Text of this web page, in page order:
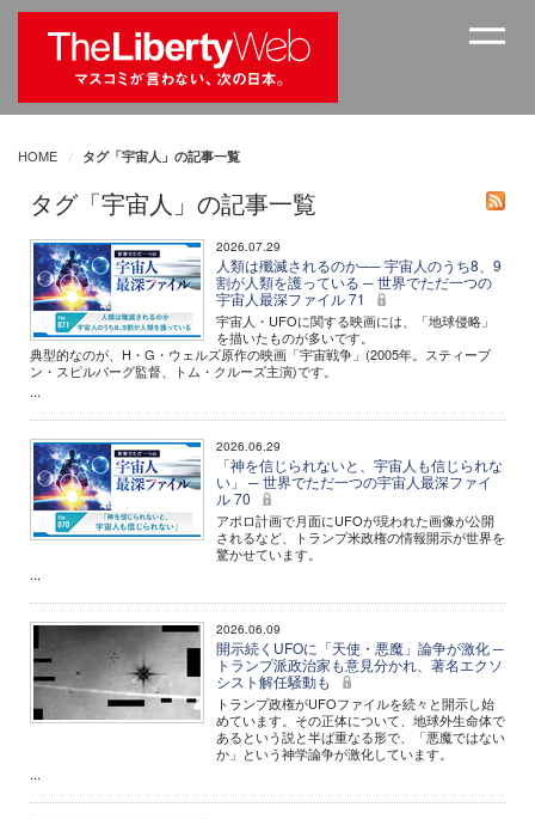
HOME タグ「宇宙人」の記事一覧
タグ「宇宙人」の記事一覧
2026.07.29
人類は殲滅されるのか── 宇宙人のうち8、9
割が人類を護っている ─ 世界でただ一つの
宇宙人最深ファイル 71
宇宙人・UFOに関する映画には、「地球侵略」
を描いたものが多いです。
典型的なのが、H・G・ウェルズ原作の映画「宇宙戦争」(2005年。スティーブ
ン・スピルバーグ監督、トム・クルーズ主演)です。
...
2026.06.29
「神を信じられないと、宇宙人も信じられな
い」 ─ 世界でただ一つの宇宙人最深ファイ
ル 70
アポロ計画で月面にUFOが現われた画像が公開
されるなど、トランプ米政権の情報開示が世界を
驚かせています。
...
2026.06.09
開示続くUFOに「天使・悪魔」論争が激化 ─
トランプ派政治家も意見分かれ、著名エクソ
シスト解任騒動も
トランプ政権がUFOファイルを続々と開示し始
めています。その正体について、地球外生命体で
あるという説と半ば重なる形で、「悪魔ではない
か」という神学論争が激化しています。
...